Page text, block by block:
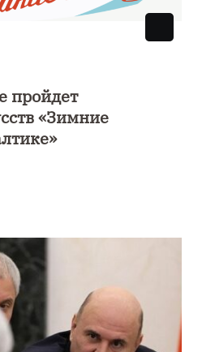
пройдет
«Зимние